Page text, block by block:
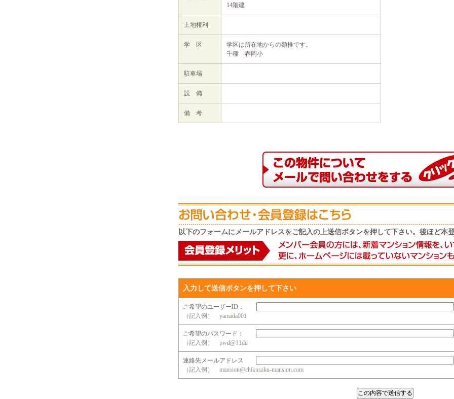
14階建
土地権利
学 区
学区は所在地からの類推です。
千種 春岡小
駐車場
設 備
備 考
以下のフォームにメールアドレスをご記入の上送信ボタンを押して下さい。後ほど本
入力して送信ボタンを押して下さい
ご希望のユーザーID：
（記入例） yamada001
ご希望のパスワード：
（記入例） pwd@11dd
連絡先メールアドレス
（記入例） mansion@chikusaku-mansion.com